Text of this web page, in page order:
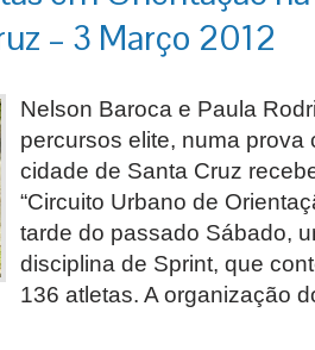
– 3 Março 2012
Nelson Baroca e Paula
percursos elite, numa prova
cidade de Santa Cruz
“Circuito Urbano de
tarde do passado Sábado,
disciplina de Sprint, que
136 atletas. A organização